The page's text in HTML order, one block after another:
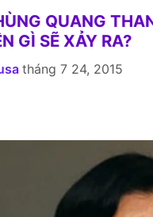
QUANG
GÌ SẼ XẢY RA?
tháng 7 24, 2015